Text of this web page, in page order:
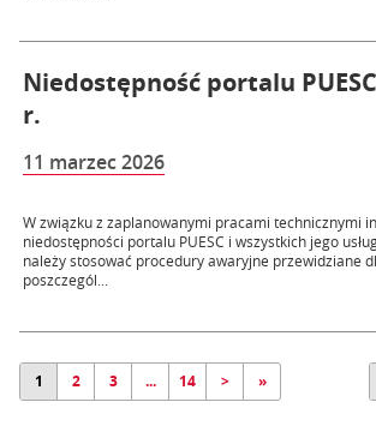
Niedostępność portalu
r.
11 marzec 2026
W związku z zaplanowanymi pracami technicznymi
niedostępności portalu PUESC i wszystkich jego
należy stosować procedury awaryjne przewidziane
poszczegól...
1 2 3 ... 14 > »